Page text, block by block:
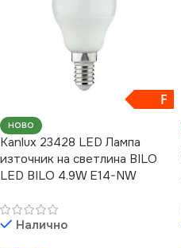
F
НОВО
Kanlux 23428 LED Лампа
източник на светлина BILO
LED BILO 4.9W E14-NW
Налично